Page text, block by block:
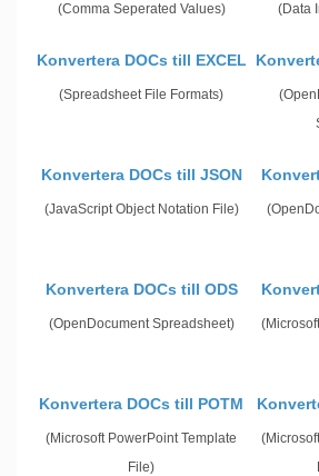
(Comma Seperated Values) (Data
Konvertera DOCs till EXCEL
(Spreadsheet File Formats)
Konvertera DOCs till JSON
(JavaScript Object Notation File)
Konvertera DOCs till ODS
(OpenDocument Spreadsheet)
Konvertera DOCs till POTM
(Microsoft PowerPoint Template
File)